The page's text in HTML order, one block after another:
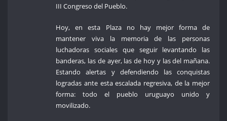
III Congreso del Pueblo.
Hoy, en esta Plaza no hay mejor forma de
mantener viva la memoria de las personas
luchadoras sociales que seguir levantando las
banderas, las de ayer, las de hoy y las del mañana.
Estando alertas y defendiendo las conquistas
logradas ante esta escalada regresiva, de la mejor
forma: todo el pueblo uruguayo unido y
movilizado.